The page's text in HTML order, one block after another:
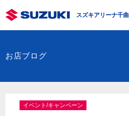
スズキアリーナ千曲
お店ブログ
イベント/キャンペーン